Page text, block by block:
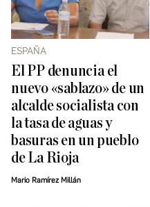
ESPAÑA
El PP denuncia el
nuevo «sablazo» de un
alcalde socialista con
la tasa de aguas y
basuras en un pueblo
de La Rioja
Mario Ramírez Millán